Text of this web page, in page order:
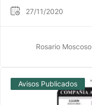
27/11/2020
Rosario Moscoso
Avisos Publicados